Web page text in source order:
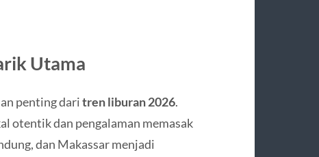
Utama
penting daritren liburan 2026.
otentik dan pengalaman memasak
dan Makassar menjadi